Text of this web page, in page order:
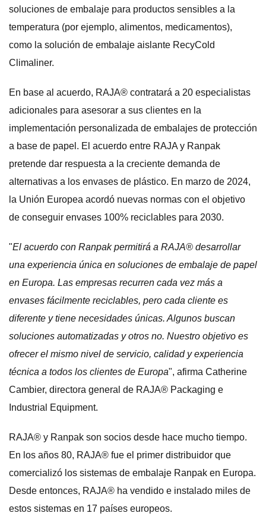
soluciones de embalaje para productos sensibles a la
temperatura (por ejemplo, alimentos, medicamentos),
como la solución de embalaje aislante RecyCold
Climaliner.
En base al acuerdo, RAJA® contratará a 20 especialistas
adicionales para asesorar a sus clientes en la
implementación personalizada de embalajes de protección
a base de papel. El acuerdo entre RAJA y Ranpak
pretende dar respuesta a la creciente demanda de
alternativas a los envases de plástico. En marzo de 2024,
la Unión Europea acordó nuevas normas con el objetivo
de conseguir envases 100% reciclables para 2030.
"El acuerdo con Ranpak permitirá a RAJA® desarrollar
una experiencia única en soluciones de embalaje de papel
en Europa. Las empresas recurren cada vez más a
envases fácilmente reciclables, pero cada cliente es
diferente y tiene necesidades únicas. Algunos buscan
soluciones automatizadas y otros no. Nuestro objetivo es
ofrecer el mismo nivel de servicio, calidad y experiencia
técnica a todos los clientes de Europa", afirma Catherine
Cambier, directora general de RAJA® Packaging e
Industrial Equipment.
RAJA® y Ranpak son socios desde hace mucho tiempo.
En los años 80, RAJA® fue el primer distribuidor que
comercializó los sistemas de embalaje Ranpak en Europa.
Desde entonces, RAJA® ha vendido e instalado miles de
estos sistemas en 17 países europeos.